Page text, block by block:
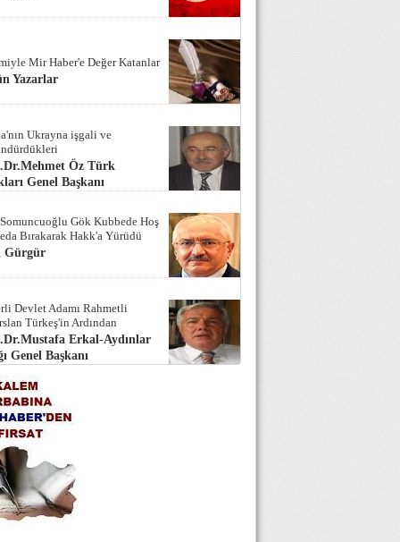
Mir Haber'e Değer Katanlar
Yazarlar
Ukrayna işgali ve
Öz Türk
Genel Başkanı
Gök Kubbede Hoş
Bırakarak Hakk'a Yürüdü
Gürgür
Devlet Adamı Rahmetli
Türkeş'in Ardından
Erkal-Aydınlar
Genel Başkanı